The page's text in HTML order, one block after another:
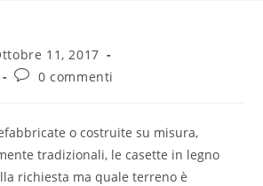
11, 2017
0 commenti
o costruite su misura,
tradizionali, le casette in legno
richiesta ma quale terreno è